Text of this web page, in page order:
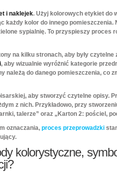
i naklejek. Użyj kolorowych etykiet do
każdy kolor do innego pomieszczenia.
sypialnię. To przyspieszy proces
na kilku stronach, aby były
, aby wizualnie wyróżnić kategorie
należą do danego pomieszczenia, co
aby stworzyć czytelne opisy.
z nich. Przykładowo, przy
talerze” oraz „Karton 2: pościel,
oznaczania, proces przeprowadzki
kolorystyczne,